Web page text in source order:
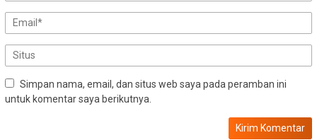
Simpan nama, email, dan situs web saya pada peramban ini
untuk komentar saya berikutnya.